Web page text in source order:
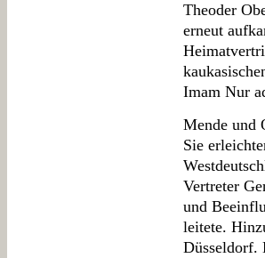
Theoder
erneut
Imam Nur
Mende und
Sie
Vertreter
und
leitete.
Düsseldorf.